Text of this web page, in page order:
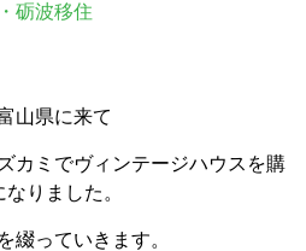
砺波移住
山県に来て
カミでヴィンテージハウスを購
りました。
綴っていきます。